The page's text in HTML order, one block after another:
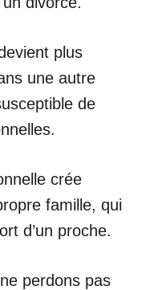
plus
une autre
de
crée
famille, qui
d’un proche.
perdons pas